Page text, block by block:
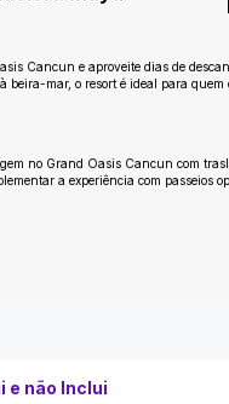
Cancun e aproveite dias de
beira-mar, o resort é ideal para
no Grand Oasis Cancun com
a experiência com
e não Inclui